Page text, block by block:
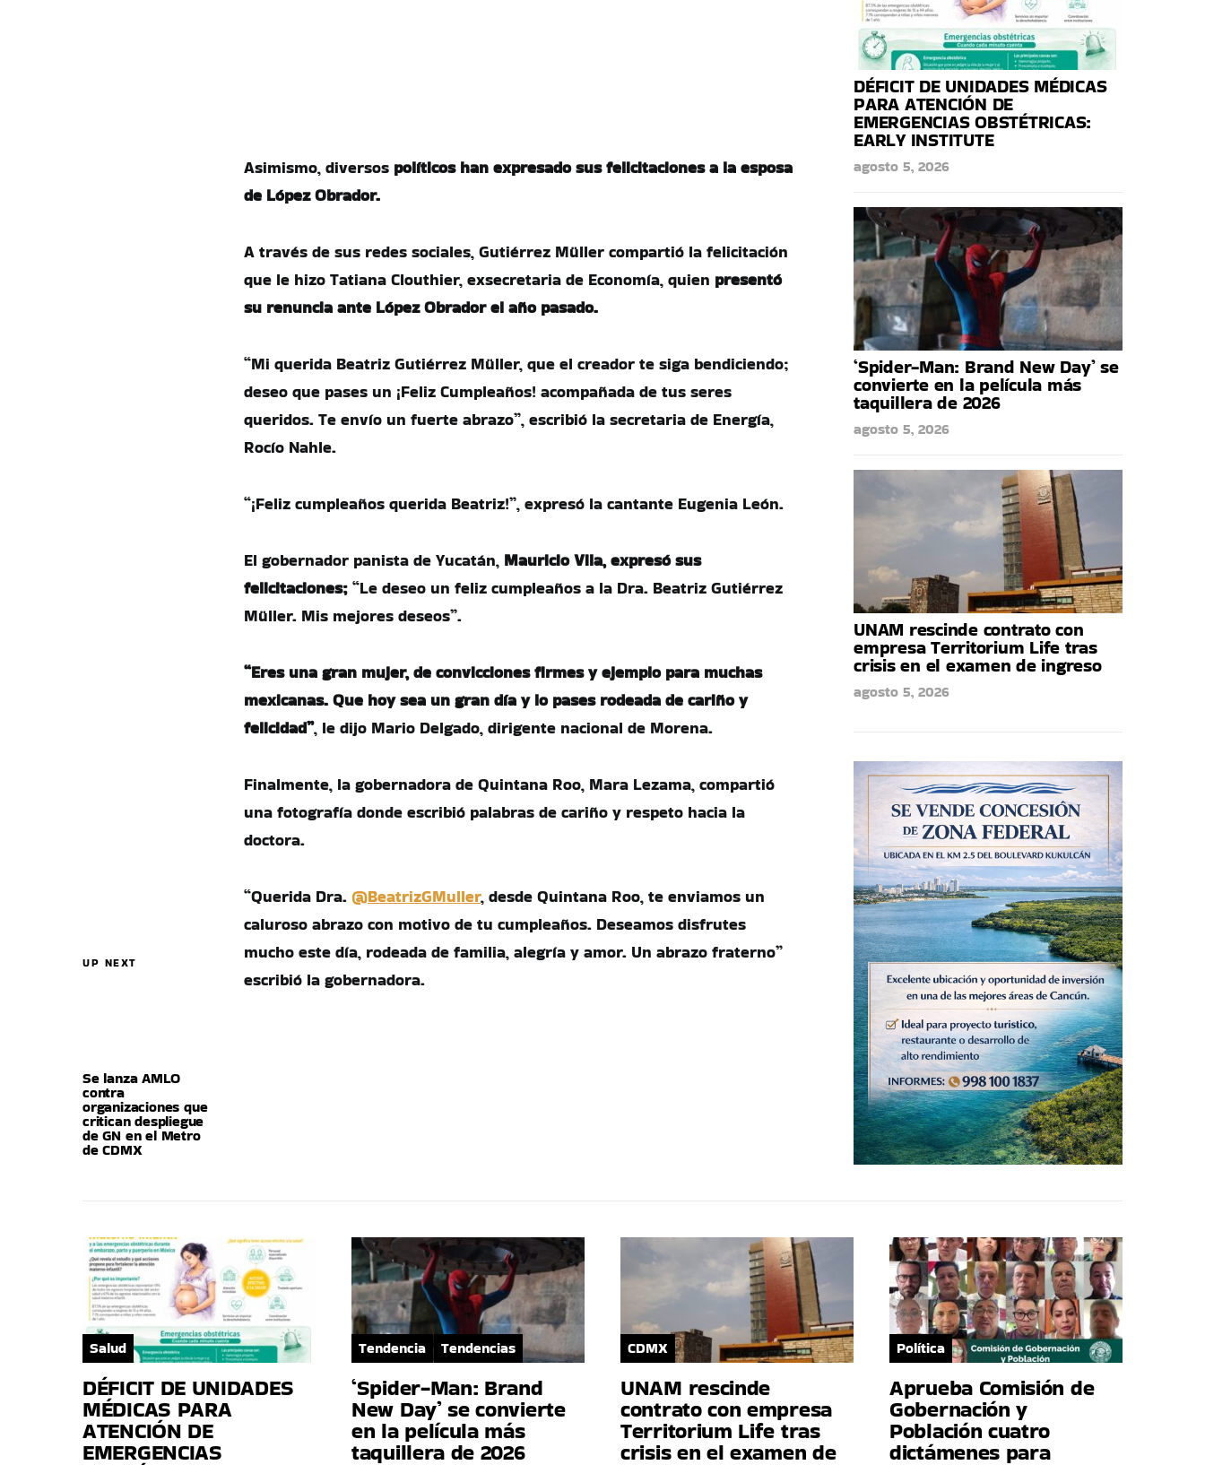
UP NEXT
Se lanza AMLO
contra
organizaciones que
critican despliegue
de GN en el Metro
de CDMX
Asimismo, diversos políticos han expresado sus felicitaciones a la esposa
de López Obrador.
A través de sus redes sociales, Gutiérrez Müller compartió la felicitación
que le hizo Tatiana Clouthier, exsecretaria de Economía, quien presentó
su renuncia ante López Obrador el año pasado.
“Mi querida Beatriz Gutiérrez Müller, que el creador te siga bendiciendo;
deseo que pases un ¡Feliz Cumpleaños! acompañada de tus seres
queridos. Te envío un fuerte abrazo”, escribió la secretaria de Energía,
Rocío Nahle.
“¡Feliz cumpleaños querida Beatriz!”, expresó la cantante Eugenia León.
El gobernador panista de Yucatán, Mauricio Vila, expresó sus
felicitaciones; “Le deseo un feliz cumpleaños a la Dra. Beatriz Gutiérrez
Müller. Mis mejores deseos”.
“Eres una gran mujer, de convicciones firmes y ejemplo para muchas
mexicanas. Que hoy sea un gran día y lo pases rodeada de cariño y
felicidad”, le dijo Mario Delgado, dirigente nacional de Morena.
Finalmente, la gobernadora de Quintana Roo, Mara Lezama, compartió
una fotografía donde escribió palabras de cariño y respeto hacia la
doctora.
“Querida Dra. @BeatrizGMuller, desde Quintana Roo, te enviamos un
caluroso abrazo con motivo de tu cumpleaños. Deseamos disfrutes
mucho este día, rodeada de familia, alegría y amor. Un abrazo fraterno”
escribió la gobernadora.
DÉFICIT DE UNIDADES MÉDICAS
PARA ATENCIÓN DE
EMERGENCIAS OBSTÉTRICAS:
EARLY INSTITUTE
agosto 5, 2026
‘Spider-Man: Brand New Day’ se
convierte en la película más
taquillera de 2026
agosto 5, 2026
UNAM rescinde contrato con
empresa Territorium Life tras
crisis en el examen de ingreso
agosto 5, 2026
Salud
DÉFICIT DE UNIDADES
MÉDICAS PARA
ATENCIÓN DE
EMERGENCIAS
Tendencia Tendencias
‘Spider-Man: Brand
New Day’ se convierte
en la película más
taquillera de 2026
CDMX
UNAM rescinde
contrato con empresa
Territorium Life tras
crisis en el examen de
Política
Aprueba Comisión de
Gobernación y
Población cuatro
dictámenes para